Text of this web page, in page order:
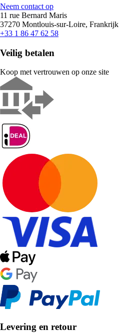
Neem contact op
11 rue Bernard Maris
37270 Montlouis-sur-Loire, Frankrijk
+33 1 86 47 62 58
Veilig betalen
Koop met vertrouwen op onze site
Levering en retour